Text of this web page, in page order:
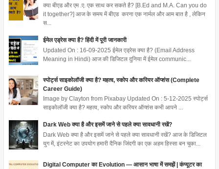
क्या बीएड और एम .ए. एक साथ कर सकते है? [B.Ed and M.A. Can you do
it together?] आज के समय में बीएड करना एक नार्मल और आम बात है , लेकिन
स...
ईमेल एड्रेस क्या है? हिंदी में पूरी जानकारी
Updated On : 16-09-2025 ईमेल एड्रेस क्या है? (Email Address
Meaning in Hindi) आज की डिजिटल दुनिया में ईमेल communic...
स्पोर्ट्स साइकोलॉजी क्या है? महत्व, स्कोप और करियर ऑप्शंस (Complete
Career Guide)
Image by Clayton from Pixabay Updated On : 5-12-2025 स्पोर्ट्स
साइकोलॉजी क्या है? महत्व, स्कोप और करियर ऑप्शंस कभी आपने ...
Dark Web क्या है और इसमें जाने से पहले क्या सावधानी रखें?
Dark Web क्या है और इसमें जाने से पहले क्या सावधानी रखें? आज के डिजिटल
युग में, इंटरनेट का उपयोग हमारी दैनिक जिंदगी का एक अहम हिस्सा बन चुका...
Digital Computer का Evolution — आसान भाषा में समझें | कंप्यूटर का